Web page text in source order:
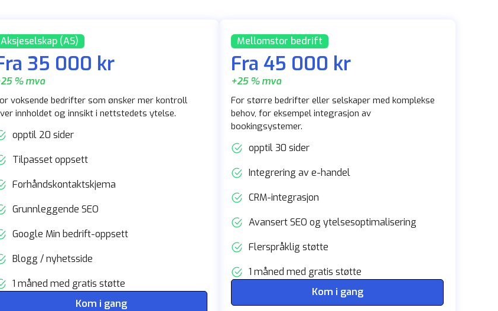
Aksjeselskap (AS)
35 000 kr
% mva
voksende bedrifter som ønsker mer kontroll
innholdet og innsikt i nettstedets ytelse.
opptil 20 sider
Tilpasset oppsett
Forhåndskontaktskjema
Grunnleggende SEO
Google Min bedrift-oppsett
Blogg / nyhetsside
1 måned med gratis støtte
Kom i gang
Mellomstor bedrift
Fra 45 000 kr
+25 % mva
For større bedrifter eller selskaper med komplekse
behov, for eksempel integrasjon av
bookingsystemer.
opptil 30 sider
Integrering av e-handel
CRM-integrasjon
Avansert SEO og ytelsesoptimalisering
Flerspråklig støtte
1 måned med gratis støtte
Kom i gang